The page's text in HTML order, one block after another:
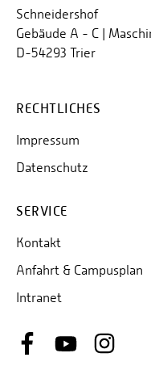
Schneidershof
Gebäude A - C |
D-54293 Trier
RECHTLICHES
Impressum
Datenschutz
SERVICE
Kontakt
Anfahrt & Campusplan
Intranet